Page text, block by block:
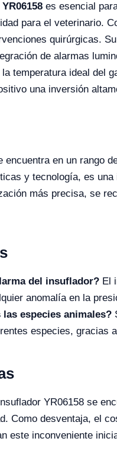
es esencial
para el veterinario.
quirúrgicas.
de alarmas
temperatura ideal del
una inversión
en un rango
y tecnología, es
más precisa, se
del insuflador? El
anomalía en la
especies animales?
especies, gracias
YR06158 se
Como desventaja, el
este inconveniente